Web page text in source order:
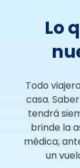
Lo
Todo
casa.
tendrá
brinde la
médica,
un